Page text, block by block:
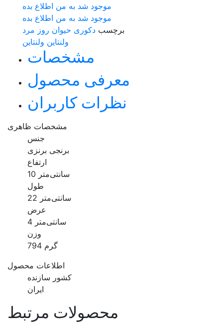
موجود شد به من اطلاع بده
موجود شد به من اطلاع بده
برچسب دکوری حیوان روز مرد
ولنتاین ولنتاین
مشخصات
معرفی محصول
نظرات کاربران
مشخصات ظاهری
جنس
برنجی برنزی
ارتفاع
10 سانتی‌متر
طول
22 سانتی‌متر
عرض
4 سانتی‌متر
وزن
794 گرم
اطلاعات محصول
کشور سازنده
ایران
محصولات مرتبط